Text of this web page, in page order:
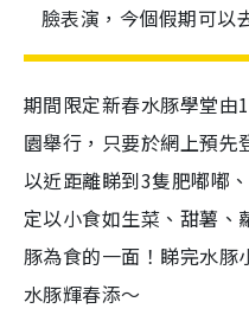
臉表演，今個假期可以
期間限定新春水豚學堂由1
園舉行，只要於網上預先
以近距離睇到3隻肥嘟嘟
定以小食如生菜、甜薯、
豚為食的一面！睇完水豚
水豚輝春添～